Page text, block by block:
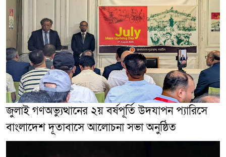
জুলাই গণঅভ্যুত্থানের ২য় বর্ষপূর্তি উদযাপন প্যারিসে
বাংলাদেশ দূতাবাসে আলোচনা সভা অনুষ্ঠিত